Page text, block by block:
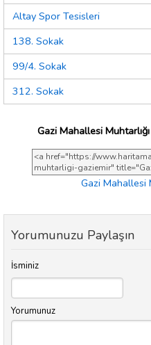
Altay Spor Tesisleri
138. Sokak
99/4. Sokak
312. Sokak
Gazi Mahallesi Muhtarlığı
Gazi Mahallesi
Yorumunuzu Paylaşın
İsminiz
Yorumunuz